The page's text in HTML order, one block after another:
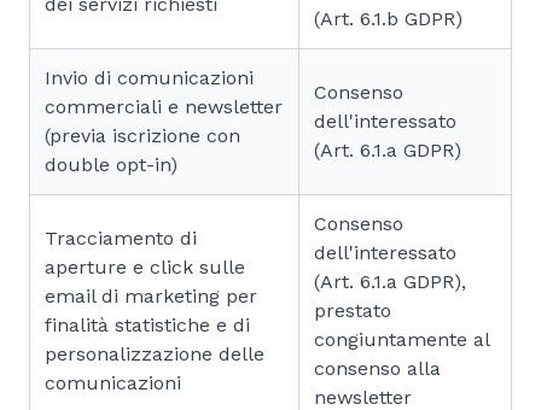
(Art. 6.1.b GDPR)
Invio di comunicazioni
commerciali e newsletter
(previa iscrizione con
double opt-in)
Consenso
dell'interessato
(Art. 6.1.a GDPR)
Tracciamento di
aperture e click sulle
email di marketing per
finalità statistiche e di
personalizzazione delle
comunicazioni
Consenso
dell'interessato
(Art. 6.1.a GDPR),
prestato
congiuntamente al
consenso alla
newsletter